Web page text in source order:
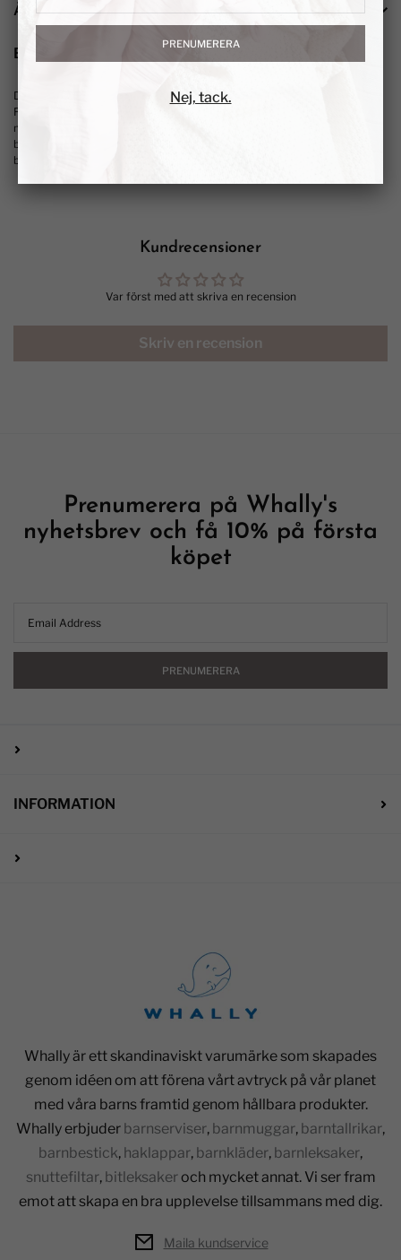
ÅTERFÖRSÄLJARE
BESKRIVNING
Denna fina kombination är perfekt för vännen som älskar söta katter.
Färgerna som vi valt att sätta tillsammans är senap (sked och tallrik) och
mörkgrå (skål) men går utmärkt att mixa och matcha som man vill. Går
bra att lägga till presentinslagning för att få hem ett färdigt paket att ge
bort om så önskas.
Kundrecensioner
Var först med att skriva en recension
Skriv en recension
Prenumerera på Whally's
nyhetsbrev och få 10% på första
köpet
PRENUMERERA
Whally är ett skandinaviskt varumärke som skapades
genom idéen om att förena vårt avtryck på vår planet
med våra barns framtid genom hållbara produkter.
Whally erbjuder barnserviser, barnmuggar, barntallrikar,
barnbestick, haklappar, barnkläder, barnleksaker,
snuttefiltar, bitleksakeroch mycket annat. Vi ser fram
emot att skapa en bra upplevelse tillsammans med dig.
Maila kundservice
INFORMATION
PRENUMERERA
Nej, tack.